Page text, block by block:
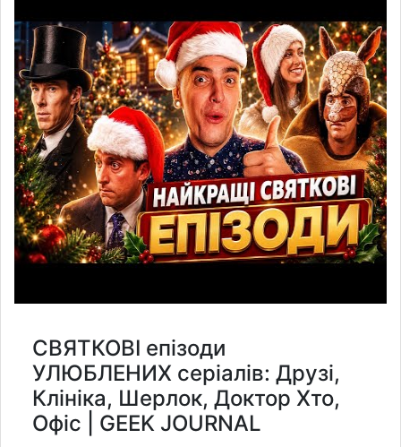
СВЯТКОВІ епізоди
УЛЮБЛЕНИХ серіалів: Друзі,
Клініка, Шерлок, Доктор Хто,
Офіс | GEEK JOURNAL